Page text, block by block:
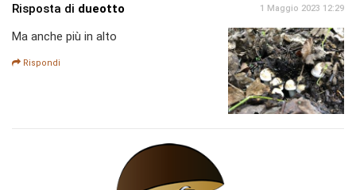
Risposta di dueotto 1 Maggio 2023 12:29
Ma anche più in alto
Rispondi